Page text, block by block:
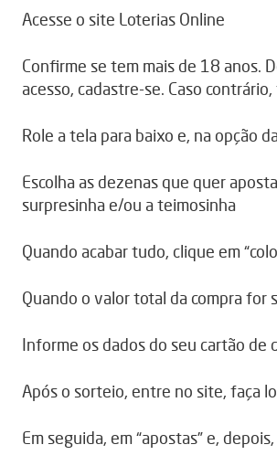
Acesse o site Loterias Online
Confirme se tem mais de 18 anos.
acesso, cadastre-se. Caso
Role a tela para baixo e, na opção
Escolha as dezenas que quer
surpresinha e/ou a teimosinha
Quando acabar tudo, clique em
Quando o valor total da compra for
Informe os dados do seu cartão de
Após o sorteio, entre no site, faça
Em seguida, em “apostas” e,